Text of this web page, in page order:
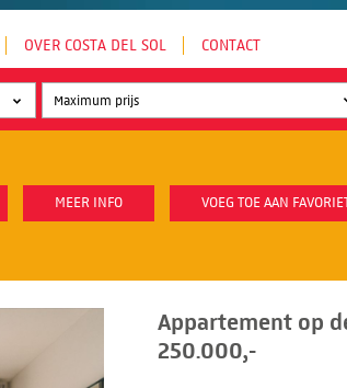
OVER COSTA DEL SOL CONTACT
MEER INFO VOEG TOE AAN
Appartement op
250.000,-